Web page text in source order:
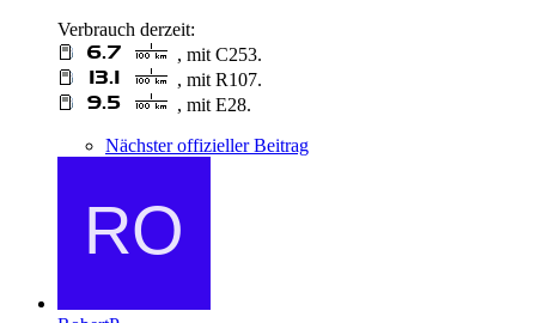
Verbrauch derzeit:
, mit C253.
, mit R107.
, mit E28.
Nächster offizieller Beitrag